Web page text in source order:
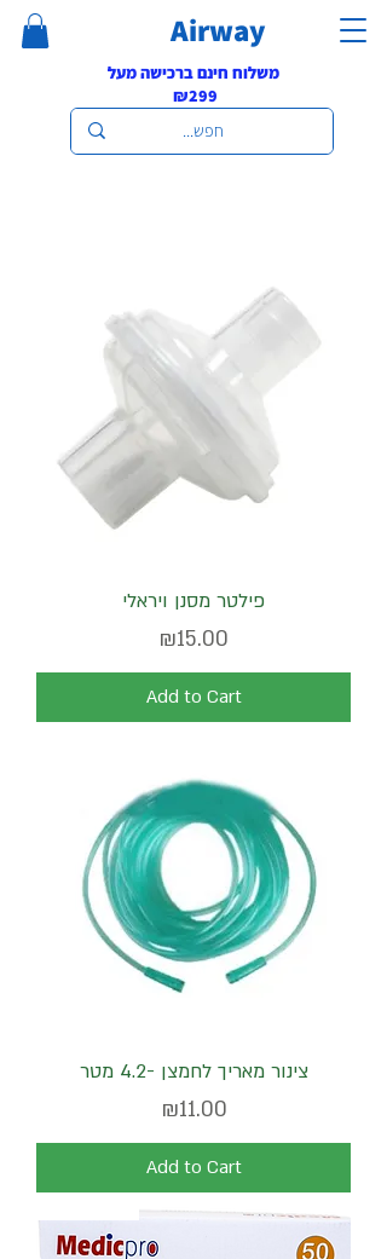
Airway
משלוח חינם ברכישה מעל
₪299
פילטר מסנן ויראלי
Price
₪15.00
Add to Cart
צינור מאריך לחמצן -4.2 מטר
Price
₪11.00
Add to Cart